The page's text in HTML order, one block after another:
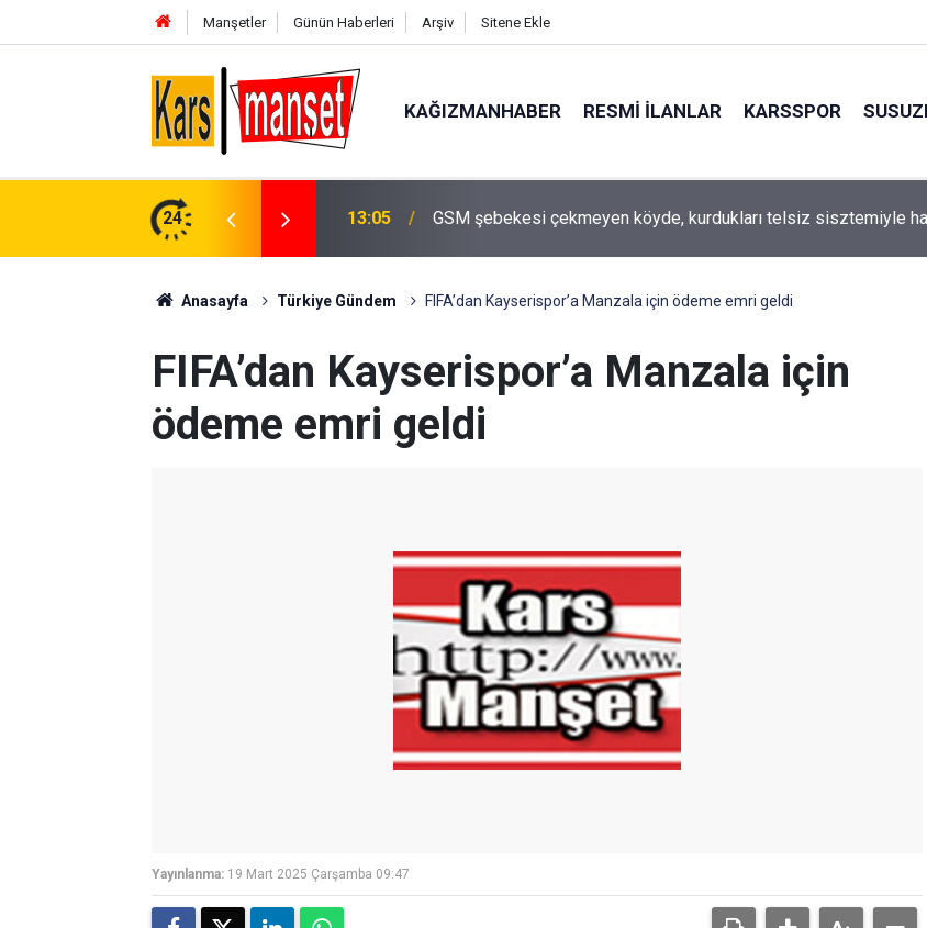
Manşetler Günün Haberleri Arşiv Sitene Ekle
KAĞIZMANHABER RESMI İLANLAR KARSSPOR
24
telsiz sisztemiyle haberleşiyorlar 13:04 Elektrik akımına kapılan işçi hayatını kaybetti
Anasayfa Türkiye Gündem FIFA’dan Kayserispor’a Manzala için ödeme emri geldi
FIFA’dan Kayserispor’a Manzala için
ödeme emri geldi
Yayınlanma: 19 Mart 2025 Çarşamba 09:47